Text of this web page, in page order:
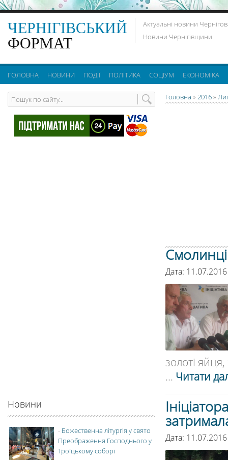
ЧЕРНІГІВСЬКИЙ
ФОРМАТ
Актуальні новини
Новини Чернігівщини
ГОЛОВНА НОВИНИ ПОДІЇ ПОЛІТИКА СОЦІУМ ЕКОНОМІКА
Головна » 2016»
Смолинці
Дата:
золоті
... Читати
Дата:
Новини
- Божественна літургія у свято
Преображення Господнього у
Троїцькому соборі